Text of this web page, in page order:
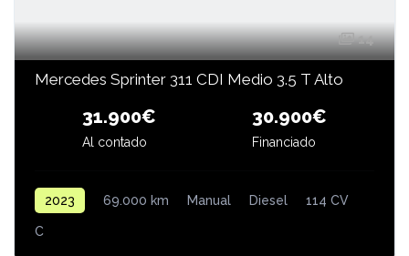
14
Mercedes Sprinter 311 CDI Medio 3.5 T Alto
31.900€
Al contado
30.900€
Financiado
2023 69.000 km Manual Diesel 114 CV
C